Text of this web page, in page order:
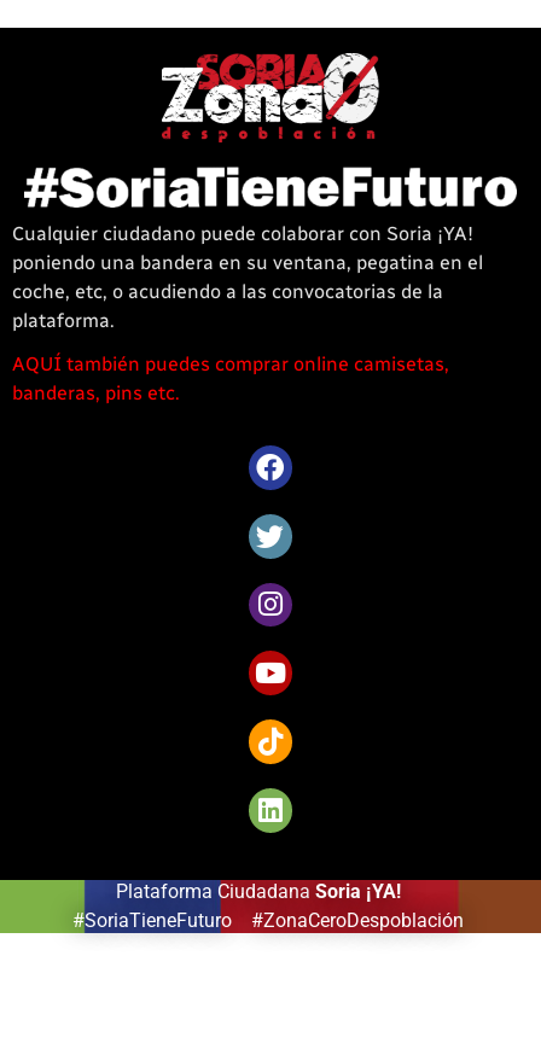
Cualquier ciudadano puede colaborar con Soria ¡YA!
poniendo una bandera en su ventana, pegatina en el
coche, etc, o acudiendo a las convocatorias de la
plataforma.
1win
casino
AQUÍ también puedes comprar online camisetas,
banderas, pins etc.
Plataforma Ciudadana Soria ¡YA!
#SoriaTieneFuturo #ZonaCeroDespoblación